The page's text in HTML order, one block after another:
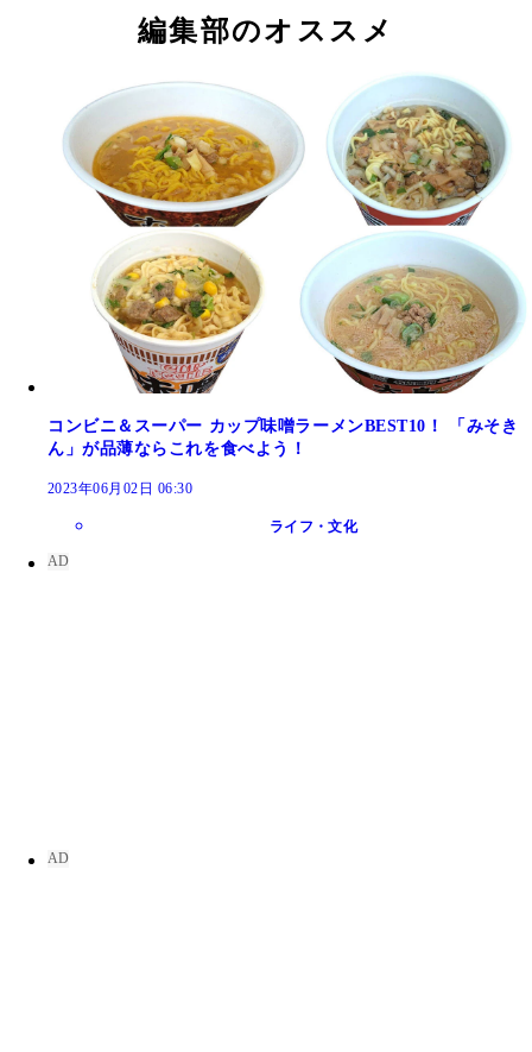
編集部のオススメ
コンビニ＆スーパー カップ味噌ラーメンBEST10！ 「みそき
ん」が品薄ならこれを食べよう！
2023年06月02日 06:30
ライフ・文化